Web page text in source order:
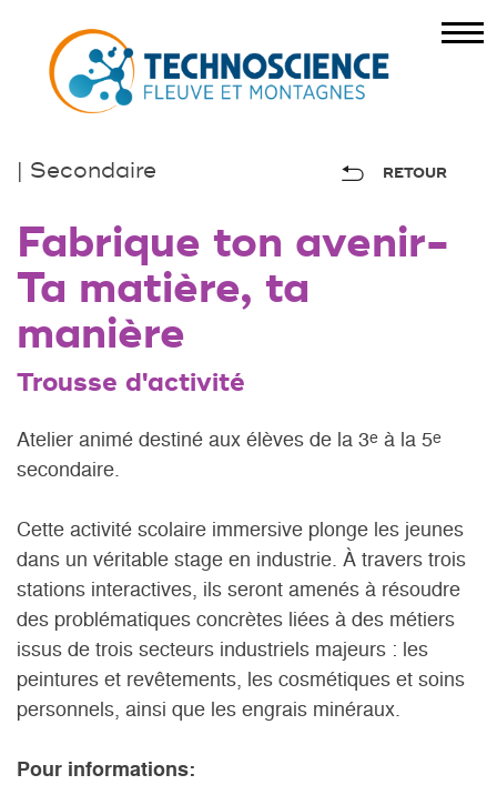
| Secondaire RETOUR
Fabrique ton avenir-
Ta matière, ta
manière
Trousse d'activité
Atelier animé destiné aux élèves de la 3e à la 5e
secondaire.
Cette activité scolaire immersive plonge les jeunes
dans un véritable stage en industrie. À travers trois
stations interactives, ils seront amenés à résoudre
des problématiques concrètes liées à des métiers
issus de trois secteurs industriels majeurs : les
peintures et revêtements, les cosmétiques et soins
personnels, ainsi que les engrais minéraux.
Pour informations: